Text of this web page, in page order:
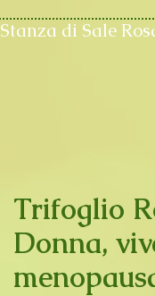
Stanza di Sale
Trifoglio
Donna,